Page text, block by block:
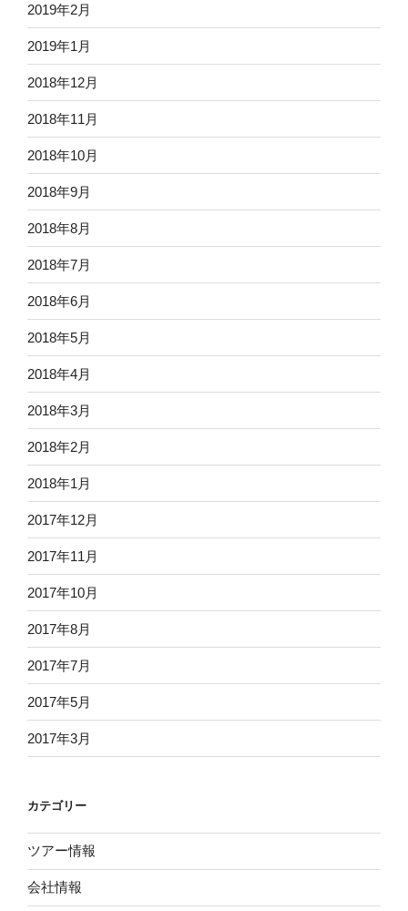
2019年2月
2019年1月
2018年12月
2018年11月
2018年10月
2018年9月
2018年8月
2018年7月
2018年6月
2018年5月
2018年4月
2018年3月
2018年2月
2018年1月
2017年12月
2017年11月
2017年10月
2017年8月
2017年7月
2017年5月
2017年3月
カテゴリー
ツアー情報
会社情報